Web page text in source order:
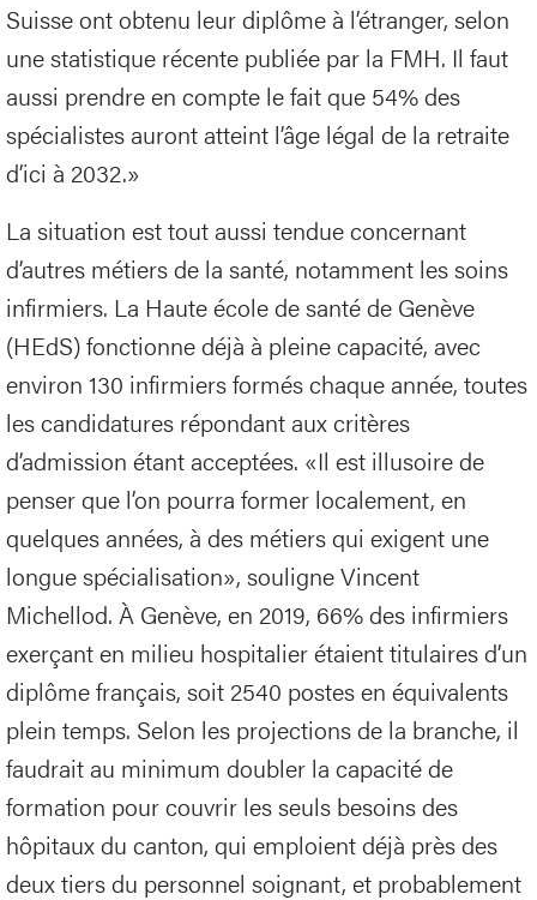
Suisse ont obtenu leur diplôme à l’étranger, selon
une statistique récente publiée par la FMH. Il faut
aussi prendre en compte le fait que 54% des
spécialistes auront atteint l’âge légal de la retraite
d’ici à 2032.»
La situation est tout aussi tendue concernant
d’autres métiers de la santé, notamment les soins
infirmiers. La Haute école de santé de Genève
(HEdS) fonctionne déjà à pleine capacité, avec
environ 130 infirmiers formés chaque année, toutes
les candidatures répondant aux critères
d’admission étant acceptées. «Il est illusoire de
penser que l’on pourra former localement, en
quelques années, à des métiers qui exigent une
longue spécialisation», souligne Vincent
Michellod. À Genève, en 2019, 66% des infirmiers
exerçant en milieu hospitalier étaient titulaires d’un
diplôme français, soit 2540 postes en équivalents
plein temps. Selon les projections de la branche, il
faudrait au minimum doubler la capacité de
formation pour couvrir les seuls besoins des
hôpitaux du canton, qui emploient déjà près des
deux tiers du personnel soignant, et probablement